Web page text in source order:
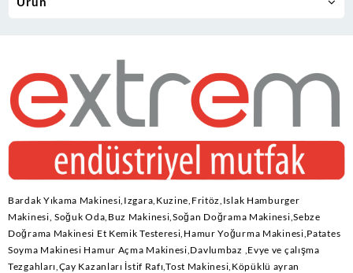
Bardak Yıkama Makinesi,Izgara,Kuzine,Fritöz,Islak Hamburger
Makinesi, Soğuk Oda,Buz Makinesi,Soğan Doğrama Makinesi,Sebze
Doğrama Makinesi Et Kemik Testeresi,Hamur Yoğurma Makinesi,Patates
Soyma Makinesi Hamur Açma Makinesi,Davlumbaz ,Evye ve çalışma
Tezgahları,Çay Kazanları İstif Rafı,Tost Makinesi,Köpüklü ayran